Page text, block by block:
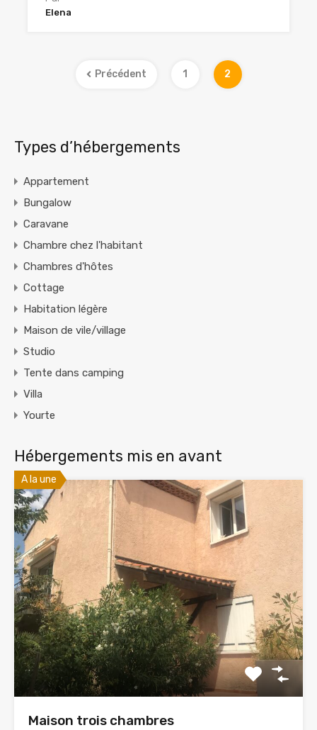
Elena
Précédent 1 2
Types d’hébergements
Appartement
Bungalow
Caravane
Chambre chez l'habitant
Chambres d'hôtes
Cottage
Habitation légère
Maison de vile/village
Studio
Tente dans camping
Villa
Yourte
Hébergements mis en avant
A la une
Maison trois chambres